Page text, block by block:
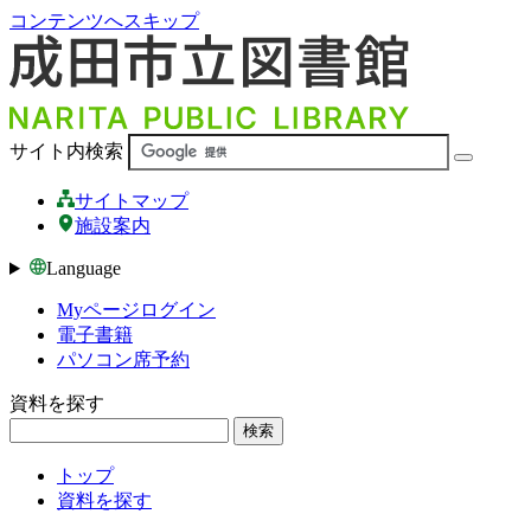
コンテンツへスキップ
サイト内検索
サイトマップ
施設案内
Language
Myページログイン
電子書籍
パソコン席予約
資料を探す
検索
トップ
資料を探す